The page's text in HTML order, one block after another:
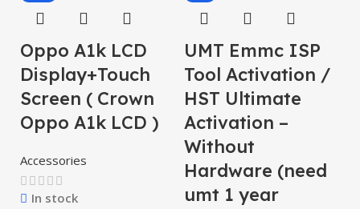
Oppo A1k LCD
Display+Touch
Screen ( Crown
Oppo A1k LCD )
Accessories
In stock
UMT Emmc ISP
Tool Activation /
HST Ultimate
Activation –
Without
Hardware (need
umt 1 year